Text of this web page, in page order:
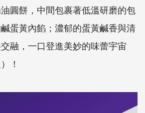
圓餅，中間包裹著低溫研磨的包
蛋黃內餡；濃郁的蛋黃鹹香與清
融，一口登進美妙的味蕾宇宙
！